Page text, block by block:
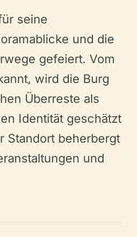
seine
und die
gefeiert. Vom
wird die Burg
Überreste als
Identität geschätzt
Standort beherbergt
und